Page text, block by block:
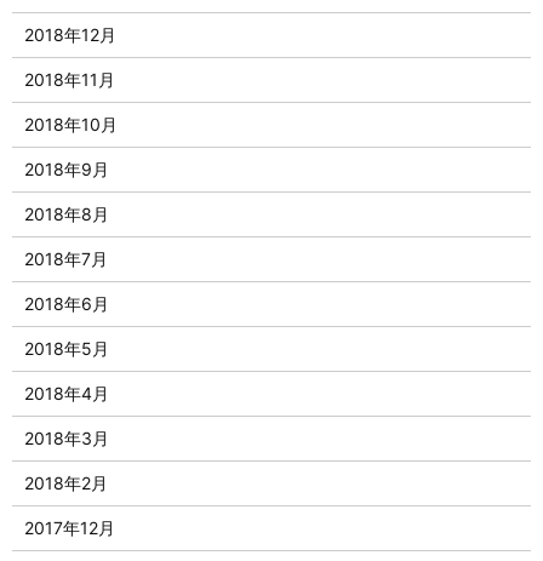
2018年12月
2018年11月
2018年10月
2018年9月
2018年8月
2018年7月
2018年6月
2018年5月
2018年4月
2018年3月
2018年2月
2017年12月